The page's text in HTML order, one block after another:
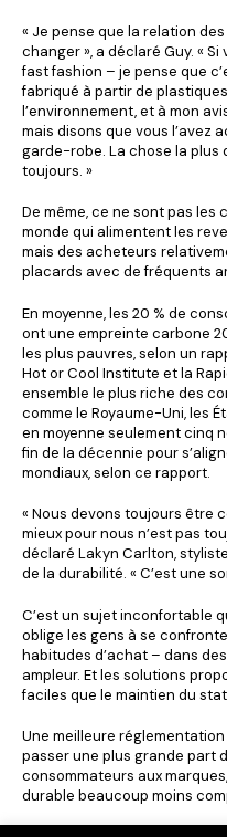
« Je pense que la relation
changer », a déclaré Guy. «
fast fashion – je pense que
fabriqué à partir de
l’environnement, et à mon
mais disons que vous l’avez
garde-robe. La chose la plus
toujours. »
De même, ce ne sont pas les
monde qui alimentent les
mais des acheteurs
placards avec de fréquents
En moyenne, les 20 % de
ont une empreinte carbone
les plus pauvres, selon un
Hot or Cool Institute et la
ensemble le plus riche des
comme le Royaume-Uni, les
en moyenne seulement cinq
fin de la décennie pour
mondiaux, selon ce rapport.
« Nous devons toujours être
mieux pour nous n’est pas
déclaré Lakyn Carlton,
de la durabilité. « C’est une
C’est un sujet inconfortable
oblige les gens à se
habitudes d’achat – dans
ampleur. Et les solutions
faciles que le maintien du
Une meilleure
passer une plus grande part
consommateurs aux
durable beaucoup moins